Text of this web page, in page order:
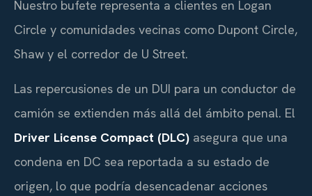
Nuestro bufete representa a clientes en Logan
Circle y comunidades vecinas como Dupont Circle,
Shaw y el corredor de U Street.
Las repercusiones de un DUI para un conductor de
camión se extienden más allá del ámbito penal. El
Driver License Compact (DLC) asegura que una
condena en DC sea reportada a su estado de
origen, lo que podría desencadenar acciones